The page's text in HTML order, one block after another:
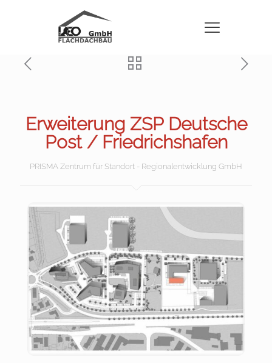
Erweiterung ZSP Deutsche
Post / Friedrichshafen
PRISMA Zentrum für Standort - Regionalentwicklung GmbH